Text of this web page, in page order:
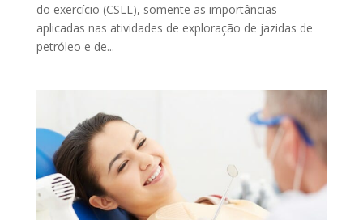
do exercício (CSLL), somente as importâncias
aplicadas nas atividades de exploração de jazidas de
petróleo e de...